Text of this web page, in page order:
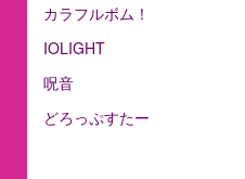
カラフルボム！
IOLIGHT
呪音
どろっぷすたー